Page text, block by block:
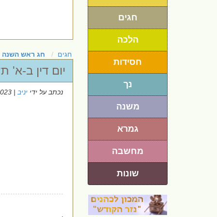
חגים
הלכה
חסידות
נך
משנה
גמרא
מחשבה
שונות
חגים חג ראש השנה
יום דין ב-א'
נכתב על ידי יניב | 4/9/2023